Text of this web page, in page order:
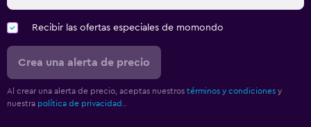
Recibir las ofertas especiales de momondo
Crea una alerta de precio
Al crear una alerta de precio, aceptas nuestros términos y condiciones y
nuestra política de privacidad.